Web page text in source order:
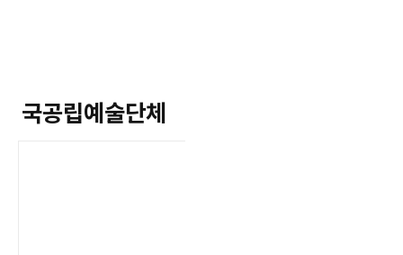
국공립예술단체